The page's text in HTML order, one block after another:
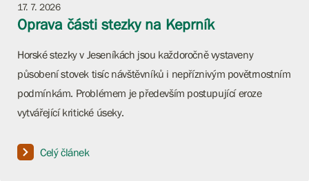
17. 7. 2026
Oprava části stezky na Keprník
Horské stezky v Jeseníkách jsou každoročně vystaveny
působení stovek tisíc návštěvníků i nepříznivým povětrnostním
podmínkám. Problémem je především postupující eroze
vytvářející kritické úseky.
Celý článek